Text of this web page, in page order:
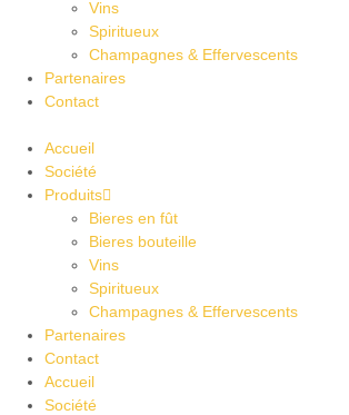
Vins
Spiritueux
Champagnes & Effervescents
Partenaires
Contact
Accueil
Société
Produits
Bieres en fût
Bieres bouteille
Vins
Spiritueux
Champagnes & Effervescents
Partenaires
Contact
Accueil
Société